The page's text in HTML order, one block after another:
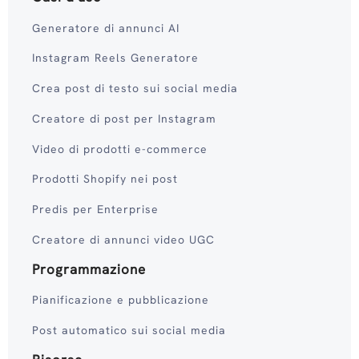
Generatore di annunci AI
Instagram Reels Generatore
Crea post di testo sui social media
Creatore di post per Instagram
Video di prodotti e-commerce
Prodotti Shopify nei post
Predis per Enterprise
Creatore di annunci video UGC
Programmazione
Pianificazione e pubblicazione
Post automatico sui social media